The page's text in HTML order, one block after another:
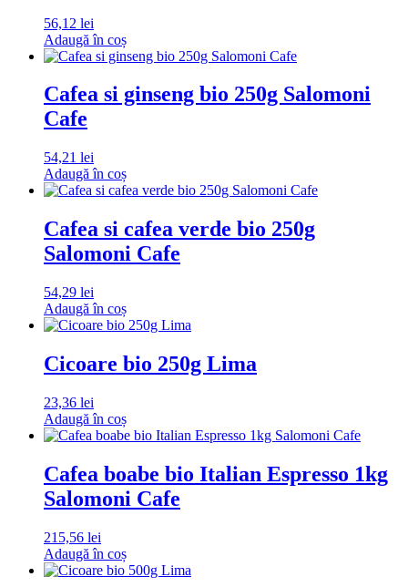
56,12 lei
Adaugă în coș
Cafea si ginseng bio 250g Salomoni
Cafe
54,21 lei
Adaugă în coș
Cafea si cafea verde bio 250g
Salomoni Cafe
54,29 lei
Adaugă în coș
Cicoare bio 250g Lima
23,36 lei
Adaugă în coș
Cafea boabe bio Italian Espresso 1kg
Salomoni Cafe
215,56 lei
Adaugă în coș